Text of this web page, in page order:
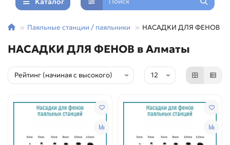
Паяльные станции / паяльники НАСАДКИ ДЛЯ ФЕНОВ
НАСАДКИ ДЛЯ ФЕНОВ в Алматы